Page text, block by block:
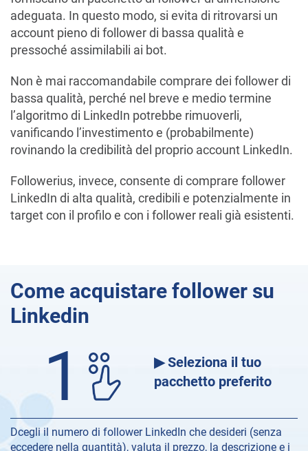
adeguata. In questo modo, si evita di ritrovarsi un
account pieno di follower di bassa qualità e
pressoché assimilabili ai bot.
Non è mai raccomandabile comprare dei follower di
bassa qualità, perché nel breve e medio termine
l’algoritmo di LinkedIn potrebbe rimuoverli,
vanificando l’investimento e (probabilmente)
rovinando la credibilità del proprio account LinkedIn.
Followerius, invece, consente di comprare follower
LinkedIn di alta qualità, credibili e potenzialmente in
target con il profilo e con i follower reali già esistenti.
Come acquistare follower su
Linkedin
1
▶ Seleziona il tuo
pacchetto preferito
Dcegli il numero di follower LinkedIn che desideri (senza
eccedere nella quantità), valuta il prezzo, la descrizione e i